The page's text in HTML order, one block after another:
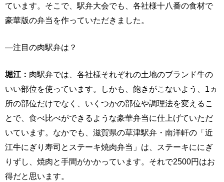
ています。そこで、駅弁大会でも、各社様十八番の食材で
豪華版の弁当を作っていただきました。
―注目の肉駅弁は？
堀江： 肉駅弁では、各社様それぞれの土地のブランド牛の
いい部位を使っています。しかも、飽きがこないよう、1ヵ
所の部位だけでなく、いくつかの部位や調理法を変えるこ
とで、食べ比べができるような豪華弁当に仕上げていただ
いています。なかでも、滋賀県の草津駅弁・南洋軒の「近
江牛にぎり寿司とステーキ焼肉弁当」は、ステーキににぎ
りずし、焼肉と手間がかかっています。それで2500円はお
得だと思います。